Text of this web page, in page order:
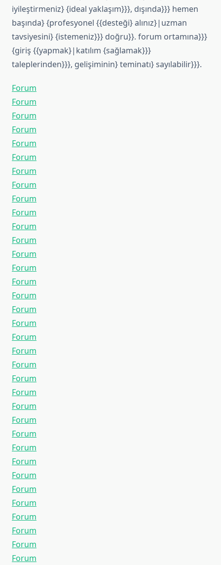
iyileştirmeniz} {ideal yaklaşım}}}, dışında}}} hemen
başında} {profesyonel {{desteği} alınız}|uzman
tavsiyesini} {istemeniz}}} doğru}}. forum ortamına}}}
{giriş {{yapmak}|katılım {sağlamak}}}
taleplerinden}}}, gelişiminin} teminatı} sayılabilir}}}.
Forum
Forum
Forum
Forum
Forum
Forum
Forum
Forum
Forum
Forum
Forum
Forum
Forum
Forum
Forum
Forum
Forum
Forum
Forum
Forum
Forum
Forum
Forum
Forum
Forum
Forum
Forum
Forum
Forum
Forum
Forum
Forum
Forum
Forum
Forum